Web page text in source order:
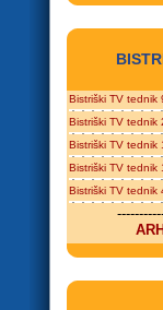
Bistriški TV tednik
Bistriški TV tednik
Bistriški TV tednik
Bistriški TV tednik
Bistriški TV tednik